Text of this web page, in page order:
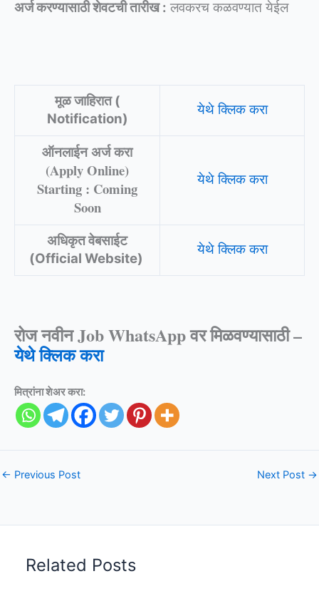
अर्ज करण्यासाठी शेवटची तारीख : लवकरच कळवण्यात येईल
मूळ जाहिरात (
Notification)
येथे क्लिक करा
ऑनलाईन अर्ज करा
(Apply Online)
Starting : Coming
Soon
येथे क्लिक करा
अधिकृत वेबसाईट
(Official Website)
येथे क्लिककरा
रोज नवीन Job WhatsApp वर मिळवण्यासाठी –
येथे क्लिक करा
मित्रांना शेअर करा:
← Previous Post Next Post →
Related Posts